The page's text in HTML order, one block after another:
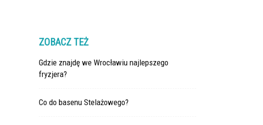
ZOBACZ TEŻ
Gdzie znajdę we Wrocławiu najlepszego
fryzjera?
Co do basenu Stelażowego?